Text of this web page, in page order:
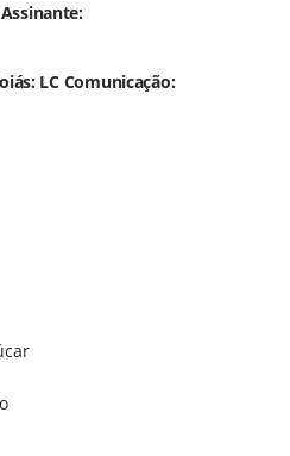
LC Comunicação: